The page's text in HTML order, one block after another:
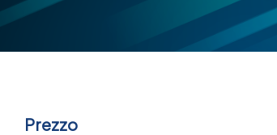
Prezzo